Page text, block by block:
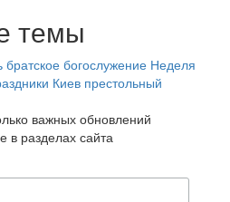
темы
братское богослужение Неделя
Киев престольный
важных обновлений
в разделах сайта